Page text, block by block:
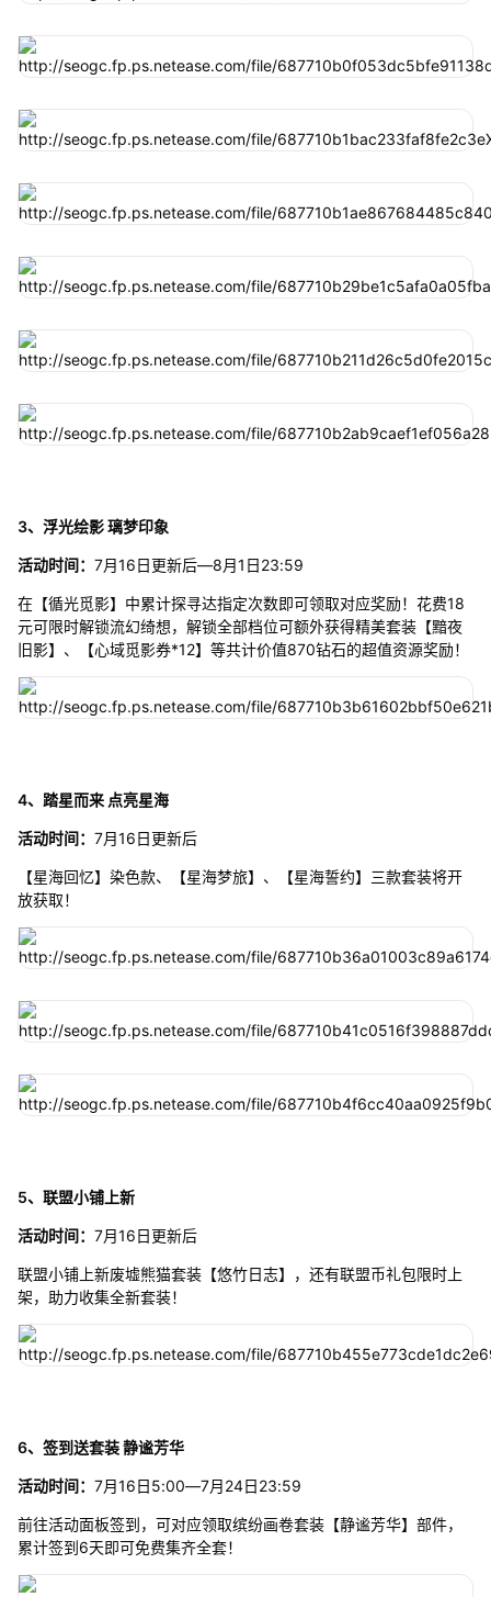
3、浮光绘影 璃梦印象
活动时间： 7月16日更新后—8月1日23:59
在【循光觅影】中累计探寻达指定次数即可领取对应奖励！花费18
元可限时解锁流幻绮想，解锁全部档位可额外获得精美套装【黯夜
旧影】、【心域觅影券*12】等共计价值870钻石的超值资源奖励！
4、踏星而来 点亮星海
活动时间： 7月16日更新后
【星海回忆】染色款、【星海梦旅】、【星海誓约】三款套装将开
放获取！
5、联盟小铺上新
活动时间： 7月16日更新后
联盟小铺上新废墟熊猫套装【悠竹日志】，还有联盟币礼包限时上
架，助力收集全新套装！
6、签到送套装 静谧芳华
活动时间： 7月16日5:00—7月24日23:59
前往活动面板签到，可对应领取缤纷画卷套装【静谧芳华】部件，
累计签到6天即可免费集齐全套！